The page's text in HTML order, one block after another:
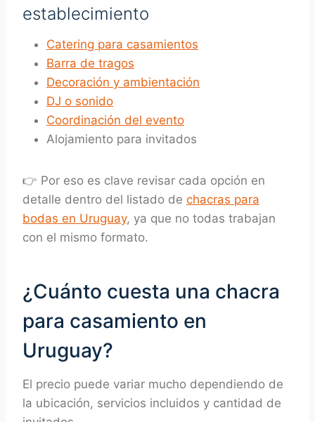
establecimiento
Catering para casamientos
Barra de tragos
Decoración y ambientación
DJ o sonido
Coordinación del evento
Alojamiento para invitados
👉 Por eso es clave revisar cada opción en
detalle dentro del listado de chacras para
bodas en Uruguay, ya que no todas trabajan
con el mismo formato.
¿Cuánto cuesta una chacra
para casamiento en
Uruguay?
El precio puede variar mucho dependiendo de
la ubicación, servicios incluidos y cantidad de